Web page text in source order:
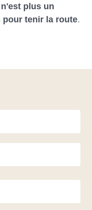
plus un
tenir la route.